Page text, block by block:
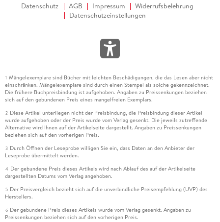
Datenschutz AGB Impressum
Widerrufsbelehrung
Datenschutzeinstellungen
1 Mängelexemplare sind Bücher mit leichten Beschädigungen, die das Lesen aber nicht
einschränken. Mängelexemplare sind durch einen Stempel als solche gekennzeichnet.
Die frühere Buchpreisbindung ist aufgehoben. Angaben zu Preissenkungen beziehen
sich auf den gebundenen Preis eines mangelfreien Exemplars.
2 Diese Artikel unterliegen nicht der Preisbindung, die Preisbindung dieser Artikel
wurde aufgehoben oder der Preis wurde vom Verlag gesenkt. Die jeweils zutreffende
Alternative wird Ihnen auf der Artikelseite dargestellt. Angaben zu Preissenkungen
beziehen sich auf den vorherigen Preis.
3 Durch Öffnen der Leseprobe willigen Sie ein, dass Daten an den Anbieter der
Leseprobe übermittelt werden.
4 Der gebundene Preis dieses Artikels wird nach Ablauf des auf der Artikelseite
dargestellten Datums vom Verlag angehoben.
5 Der Preisvergleich bezieht sich auf die unverbindliche Preisempfehlung (UVP) des
Herstellers.
6 Der gebundene Preis dieses Artikels wurde vom Verlag gesenkt. Angaben zu
Preissenkungen beziehen sich auf den vorherigen Preis.